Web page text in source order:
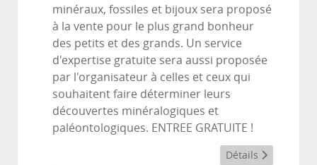
minéraux, fossiles et bijoux sera proposé
à la vente pour le plus grand bonheur
des petits et des grands. Un service
d'expertise gratuite sera aussi proposée
par l'organisateur à celles et ceux qui
souhaitent faire déterminer leurs
découvertes minéralogiques et
paléontologiques. ENTREE GRATUITE !
Détails